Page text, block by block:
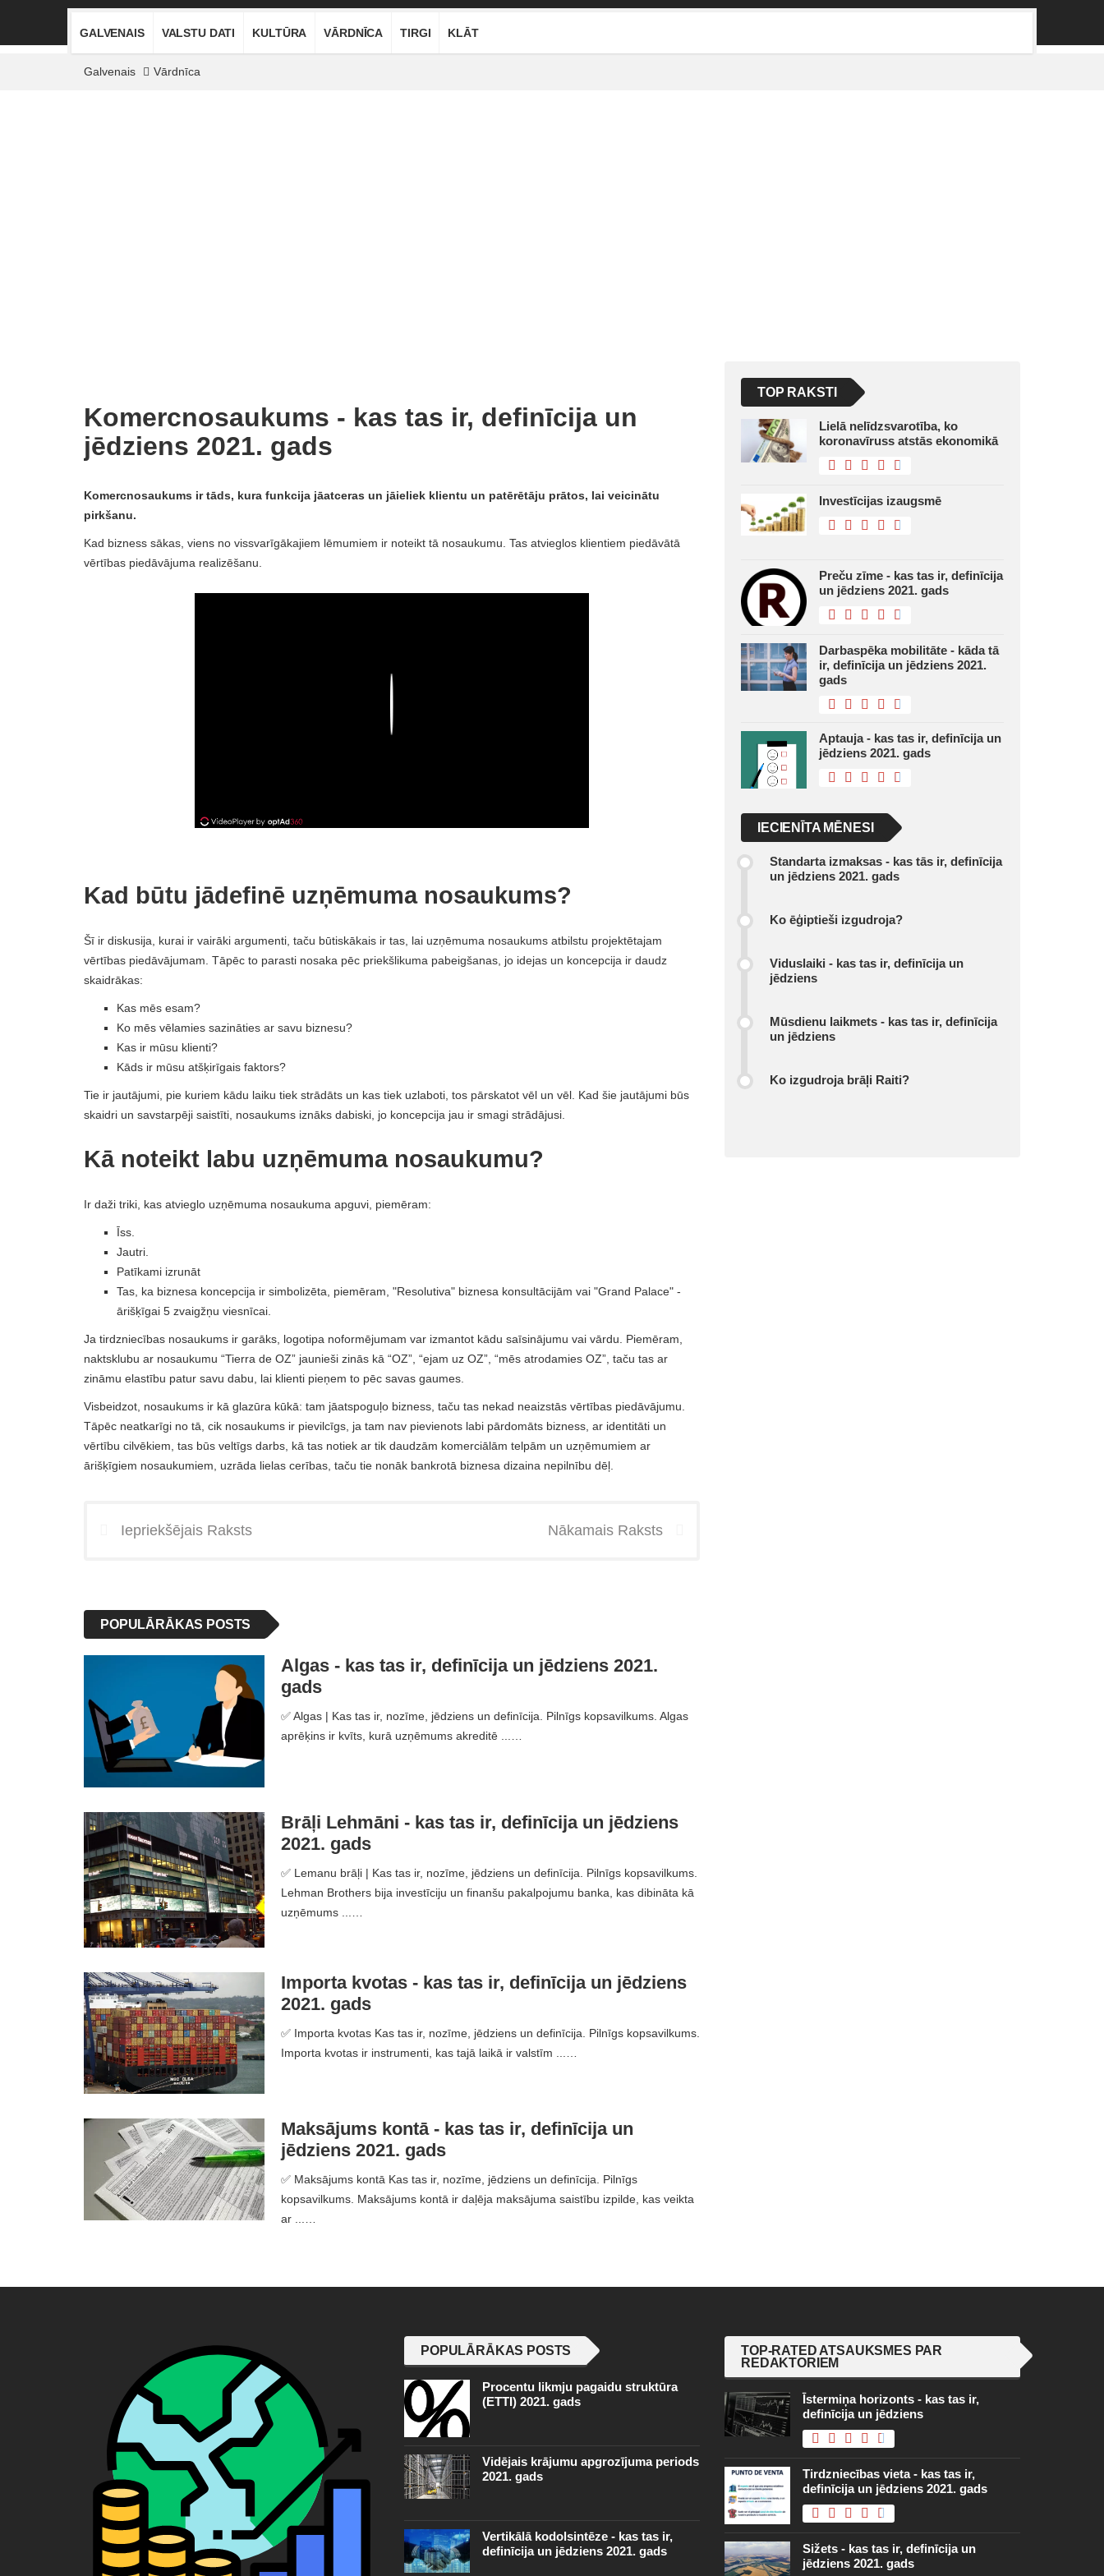
GALVENAIS VALSTU DATI KULTŪRA VĀRDNĪCA TIRGI KLĀT
Galvenais Vārdnīca
Komercnosaukums - kas tas ir, definīcija un
jēdziens 2021. gads
Komercnosaukums ir tāds, kura funkcija jāatceras un jāieliek klientu un patērētāju prātos, lai veicinātu
pirkšanu.
Kad bizness sākas, viens no vissvarīgākajiem lēmumiem ir noteikt tā nosaukumu. Tas atvieglos klientiem piedāvātā
vērtības piedāvājuma realizēšanu.
Kad būtu jādefinē uzņēmuma nosaukums?
Šī ir diskusija, kurai ir vairāki argumenti, taču būtiskākais ir tas, lai uzņēmuma nosaukums atbilstu projektētajam
vērtības piedāvājumam. Tāpēc to parasti nosaka pēc priekšlikuma pabeigšanas, jo idejas un koncepcija ir daudz
skaidrākas:
Kas mēs esam?
Ko mēs vēlamies sazināties ar savu biznesu?
Kas ir mūsu klienti?
Kāds ir mūsu atšķirīgais faktors?
Tie ir jautājumi, pie kuriem kādu laiku tiek strādāts un kas tiek uzlaboti, tos pārskatot vēl un vēl. Kad šie jautājumi būs
skaidri un savstarpēji saistīti, nosaukums iznāks dabiski, jo koncepcija jau ir smagi strādājusi.
Kā noteikt labu uzņēmuma nosaukumu?
Ir daži triki, kas atvieglo uzņēmuma nosaukuma apguvi, piemēram:
Īss.
Jautri.
Patīkami izrunāt
Tas, ka biznesa koncepcija ir simbolizēta, piemēram, "Resolutiva" biznesa konsultācijām vai "Grand Palace" -
ārišķīgai 5 zvaigžņu viesnīcai.
Ja tirdzniecības nosaukums ir garāks, logotipa noformējumam var izmantot kādu saīsinājumu vai vārdu. Piemēram,
naktsklubu ar nosaukumu “Tierra de OZ” jaunieši zinās kā “OZ”, “ejam uz OZ”, “mēs atrodamies OZ”, taču tas ar
zināmu elastību patur savu dabu, lai klienti pieņem to pēc savas gaumes.
Visbeidzot, nosaukums ir kā glazūra kūkā: tam jāatspoguļo bizness, taču tas nekad neaizstās vērtības piedāvājumu.
Tāpēc neatkarīgi no tā, cik nosaukums ir pievilcīgs, ja tam nav pievienots labi pārdomāts bizness, ar identitāti un
vērtību cilvēkiem, tas būs veltīgs darbs, kā tas notiek ar tik daudzām komerciālām telpām un uzņēmumiem ar
ārišķīgiem nosaukumiem, uzrāda lielas cerības, taču tie nonāk bankrotā biznesa dizaina nepilnību dēļ.
Iepriekšējais Raksts Nākamais Raksts
POPULĀRĀKAS POSTS
Algas - kas tas ir, definīcija un jēdziens 2021.
gads
✅ Algas | Kas tas ir, nozīme, jēdziens un definīcija. Pilnīgs kopsavilkums. Algas
aprēķins ir kvīts, kurā uzņēmums akreditē ...…
Brāļi Lehmāni - kas tas ir, definīcija un jēdziens
2021. gads
✅ Lemanu brāļi | Kas tas ir, nozīme, jēdziens un definīcija. Pilnīgs kopsavilkums.
Lehman Brothers bija investīciju un finanšu pakalpojumu banka, kas dibināta kā
uzņēmums ...…
Importa kvotas - kas tas ir, definīcija un jēdziens
2021. gads
✅ Importa kvotas Kas tas ir, nozīme, jēdziens un definīcija. Pilnīgs kopsavilkums.
Importa kvotas ir instrumenti, kas tajā laikā ir valstīm ...…
Maksājums kontā - kas tas ir, definīcija un
jēdziens 2021. gads
✅ Maksājums kontā Kas tas ir, nozīme, jēdziens un definīcija. Pilnīgs
kopsavilkums. Maksājums kontā ir daļēja maksājuma saistību izpilde, kas veikta
ar ...…
TOP RAKSTI
Lielā nelīdzsvarotība, ko
koronavīruss atstās ekonomikā
Investīcijas izaugsmē
Preču zīme - kas tas ir, definīcija
un jēdziens 2021. gads
Darbaspēka mobilitāte - kāda tā
ir, definīcija un jēdziens 2021.
gads
Aptauja - kas tas ir, definīcija un
jēdziens 2021. gads
IECIENĪTA MĒNESI
Standarta izmaksas - kas tās ir, definīcija
un jēdziens 2021. gads
Ko ēģiptieši izgudroja?
Viduslaiki - kas tas ir, definīcija un
jēdziens
Mūsdienu laikmets - kas tas ir, definīcija
un jēdziens
Ko izgudroja brāļi Raiti?
POPULĀRĀKAS POSTS
Procentu likmju pagaidu struktūra
(ETTI) 2021. gads
Vidējais krājumu apgrozījuma periods
2021. gads
Vertikālā kodolsintēze - kas tas ir,
definīcija un jēdziens 2021. gads
TOP-RATED ATSAUKSMES PAR
REDAKTORIEM
Īstermiņa horizonts - kas tas ir,
definīcija un jēdziens
Tirdzniecības vieta - kas tas ir,
definīcija un jēdziens 2021. gads
Sižets - kas tas ir, definīcija un
jēdziens 2021. gads